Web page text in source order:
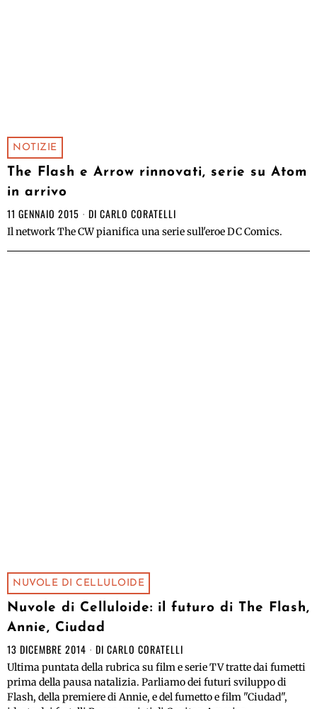
NOTIZIE
The Flash e Arrow rinnovati, serie su Atom
in arrivo
11 GENNAIO 2015 DI CARLO CORATELLI
Il network The CW pianifica una serie sull'eroe DC Comics.
NUVOLE DI CELLULOIDE
Nuvole di Celluloide: il futuro di The Flash,
Annie, Ciudad
13 DICEMBRE 2014 DI CARLO CORATELLI
Ultima puntata della rubrica su film e serie TV tratte dai fumetti
prima della pausa natalizia. Parliamo dei futuri sviluppo di
Flash, della premiere di Annie, e del fumetto e film "Ciudad",